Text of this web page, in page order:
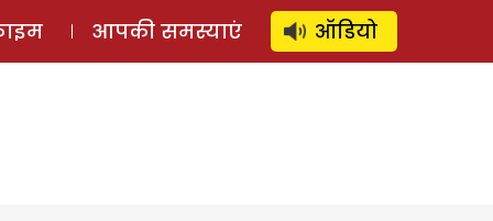
लॉग इन ⚲ SUBSCRIBE
आपकी समस्याएं ऑडियो